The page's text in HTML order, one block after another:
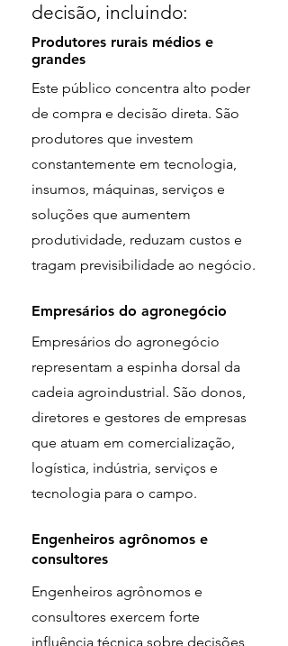
decisão, incluindo:
Produtores rurais médios e
grandes
Este público concentra alto poder
de compra e decisão direta. São
produtores que investem
constantemente em tecnologia,
insumos, máquinas, serviços e
soluções que aumentem
produtividade, reduzam custos e
tragam previsibilidade ao negócio.
Empresários do agronegócio
Empresários do agronegócio
representam a espinha dorsal da
cadeia agroindustrial. São donos,
diretores e gestores de empresas
que atuam em comercialização,
logística, indústria, serviços e
tecnologia para o campo.
Engenheiros agrônomos e
consultores
Engenheiros agrônomos e
consultores exercem forte
influência técnica sobre decisões